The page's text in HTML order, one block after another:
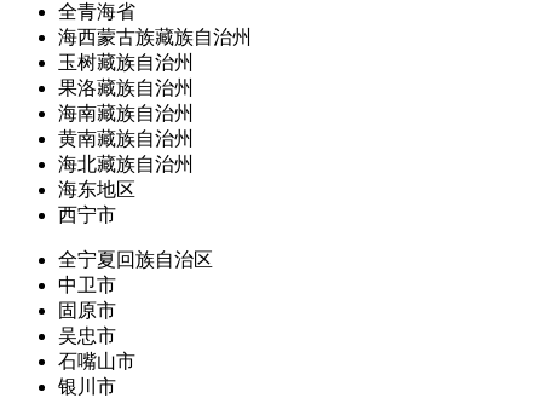
全青海省
海西蒙古族藏族自治州
玉树藏族自治州
果洛藏族自治州
海南藏族自治州
黄南藏族自治州
海北藏族自治州
海东地区
西宁市
全宁夏回族自治区
中卫市
固原市
吴忠市
石嘴山市
银川市